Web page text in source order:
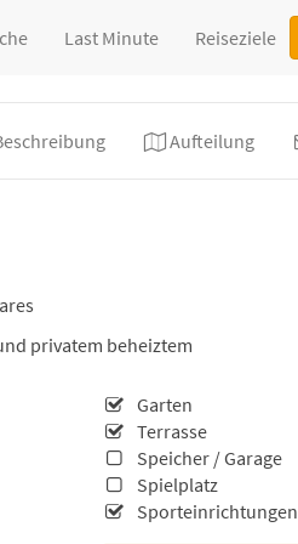
Last Minute Reiseziele
Aufteilung
privatem beheiztem
Garten
Terrasse
Speicher / Garage
Spielplatz
Sporteinrichtungen